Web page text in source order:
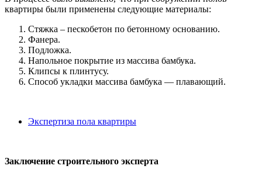
квартиры были применены следующие материалы:
Стяжка – пескобетон по бетонному основанию.
Фанера.
Подложка.
Напольное покрытие из массива бамбука.
Клипсы к плинтусу.
Способ укладки массива бамбука — плавающий.
Экспертиза пола квартиры
Заключение строительного эксперта